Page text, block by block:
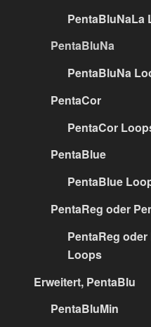
PentaBluNaLa
PentaBluNa
PentaBluNa
PentaCor
PentaCor
PentaBlue
PentaBlue
PentaReg oder
PentaReg
Loops
Erweitert, PentaBlu
PentaBluMin